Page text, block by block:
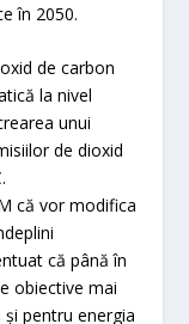
în 2050.
de carbon
la nivel
unui
de dioxid
că vor modifica
că până în
obiective mai
pentru energia